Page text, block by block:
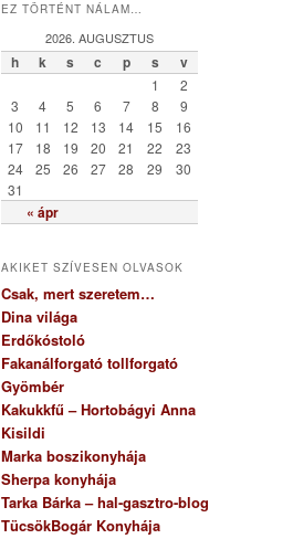
e
r
EZ TÖRTÉNT NÁLAM…
2026. AUGUSZTUS
h k s c p s v
« ápr
1
2
3
4 5 6 7 8
9
10
11 12 13 14 15
16
17
18 19 20 21 22
23
24
25 26 27 28 29
30
31
AKIKET SZÍVESEN OLVASOK
Csak, mert szeretem…
Dina világa
Erdőkóstoló
Fakanálforgató tollforgató
Gyömbér
Kakukkfű – Hortobágyi Anna
Kisildi
Marka boszikonyhája
Sherpa konyhája
Tarka Bárka – hal-gasztro-blog
TücsökBogár Konyhája